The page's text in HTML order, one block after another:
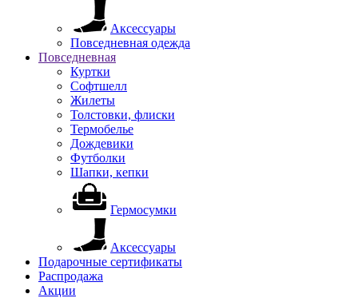
Аксессуары
Повседневная одежда
Повседневная
Куртки
Софтшелл
Жилеты
Толстовки, флиски
Термобелье
Дождевики
Футболки
Шапки, кепки
Гермосумки
Аксессуары
Подарочные сертификаты
Распродажа
Акции